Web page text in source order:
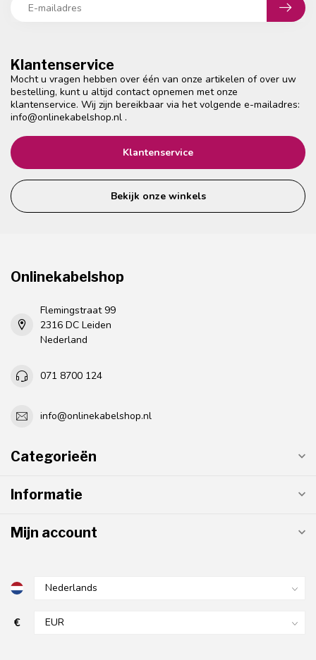
Klantenservice
Mocht u vragen hebben over één van onze artikelen of over uw
bestelling, kunt u altijd contact opnemen met onze
klantenservice. Wij zijn bereikbaar via het volgende e-mailadres:
info@onlinekabelshop.nl .
Klantenservice
Bekijk onze winkels
Onlinekabelshop
Flemingstraat 99
2316 DC Leiden
Nederland
071 8700 124
info@onlinekabelshop.nl
Categorieën
Informatie
Mijn account
€